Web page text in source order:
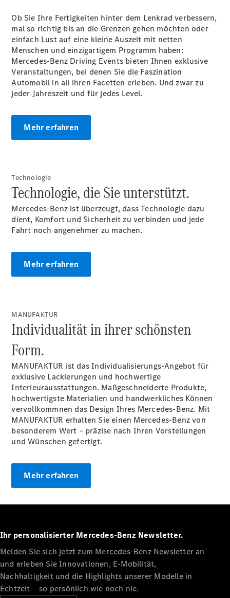
Alle Coupés
CLE Coupé
Mercedes-
Coupé
Mercedes-
Probefahrt
Mercedes-
Benz Store
Cabriolets & Roadster
Alle
Cabriolet
Mercedes-
AMG SL
Roadster
Mercedes-
Maybach SL
Monogram
Series
Konfigurator
Probefahrt
Benz Store
Ob Sie Ihre Fertigkeiten hinter dem Lenkrad verbessern,
mal so richtig bis an die Grenzen gehen möchten oder
einfach Lust auf eine kleine Auszeit mit netten
Menschen und einzigartigem Programm haben:
Mercedes-Benz Driving Events bieten Ihnen exklusive
Veranstaltungen, bei denen Sie die Faszination
Automobil in all ihren Facetten erleben. Und zwar zu
jeder Jahreszeit und für jedes Level.
Mehr erfahren
Technologie
Technologie, die Sie unterstützt.
Mercedes-Benz ist überzeugt, dass Technologie dazu
dient, Komfort und Sicherheit zu verbinden und jede
Fahrt noch angenehmer zu machen.
Mehr erfahren
MANUFAKTUR
Individualität in ihrer schönsten
Form.
MANUFAKTUR ist das Individualisierungs-Angebot für
exklusive Lackierungen und hochwertige
Interieurausstattungen. Maßgeschneiderte Produkte,
hochwertigste Materialien und handwerkliches Können
vervollkommnen das Design Ihres Mercedes-Benz. Mit
MANUFAKTUR erhalten Sie einen Mercedes-Benz von
besonderem Wert – präzise nach Ihren Vorstellungen
und Wünschen gefertigt.
Mehr erfahren
Ihr personalisierter Mercedes-Benz Newsletter.
Melden Sie sich jetzt zum Mercedes-Benz Newsletter an
und erleben Sie Innovationen, E-Mobilität,
Nachhaltigkeit und die Highlights unserer Modelle in
Echtzeit ‒ so persönlich wie noch nie.